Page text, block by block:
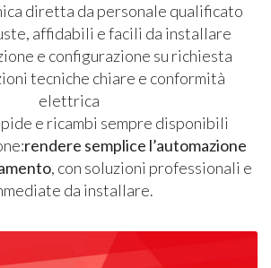
diretta da personale qualificato
affidabili e facili da installare
e configurazione su richiesta
tecniche chiare e conformità
elettrica
e ricambi sempre disponibili
rendere semplice l’automazione
, con soluzioni professionali e
da installare.